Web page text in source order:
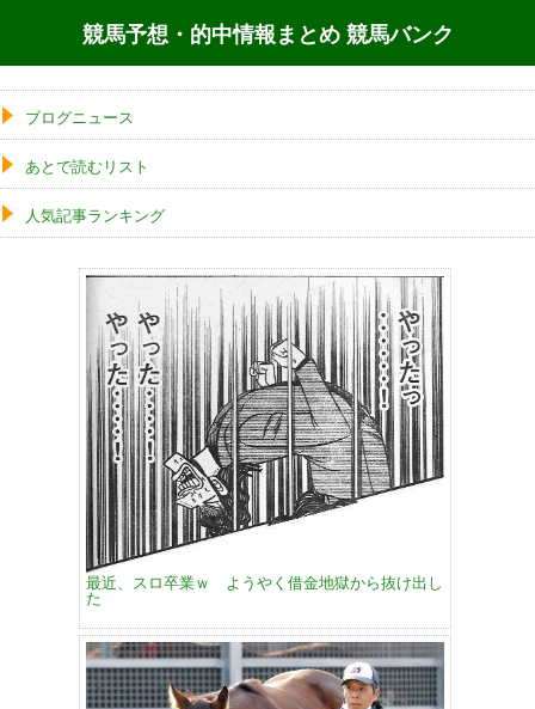
競馬予想・的中情報まとめ 競馬バンク
ブログニュース
あとで読むリスト
人気記事ランキング
最近、スロ卒業ｗ ようやく借金地獄から抜け出し
た